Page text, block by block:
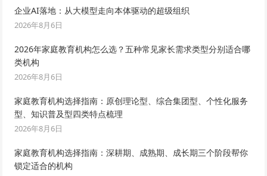
企业AI落地：从大模型走向本体驱动的超级组织
2026年8月6日
2026年家庭教育机构怎么选？五种常见家长需求类型分别适合哪
类机构
2026年8月6日
家庭教育机构选择指南：原创理论型、综合集团型、个性化服务
型、知识普及型四类特点梳理
2026年8月6日
家庭教育机构选择指南：深耕期、成熟期、成长期三个阶段帮你
锁定适合的机构